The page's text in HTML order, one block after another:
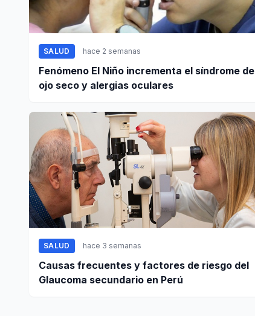
SALUD hace 2 semanas
Fenómeno El Niño incrementa el síndrome de
ojo seco y alergias oculares
SALUD hace 3 semanas
Causas frecuentes y factores de riesgo del
Glaucoma secundario en Perú